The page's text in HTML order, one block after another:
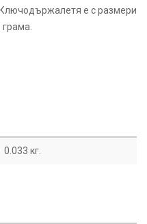
е с размери
0.033 кг.